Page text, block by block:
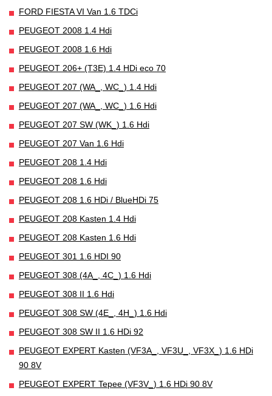
FORD FIESTA VI Van 1.6 TDCi
PEUGEOT 2008 1.4 Hdi
PEUGEOT 2008 1.6 Hdi
PEUGEOT 206+ (T3E) 1.4 HDi eco 70
PEUGEOT 207 (WA_, WC_) 1.4 Hdi
PEUGEOT 207 (WA_, WC_) 1.6 Hdi
PEUGEOT 207 SW (WK_) 1.6 Hdi
PEUGEOT 207 Van 1.6 Hdi
PEUGEOT 208 1.4 Hdi
PEUGEOT 208 1.6 Hdi
PEUGEOT 208 1.6 HDi / BlueHDi 75
PEUGEOT 208 Kasten 1.4 Hdi
PEUGEOT 208 Kasten 1.6 Hdi
PEUGEOT 301 1.6 HDI 90
PEUGEOT 308 (4A_, 4C_) 1.6 Hdi
PEUGEOT 308 II 1.6 Hdi
PEUGEOT 308 SW (4E_, 4H_) 1.6 Hdi
PEUGEOT 308 SW II 1.6 HDi 92
PEUGEOT EXPERT Kasten (VF3A_, VF3U_, VF3X_) 1.6 HDi
90 8V
PEUGEOT EXPERT Tepee (VF3V_) 1.6 HDi 90 8V